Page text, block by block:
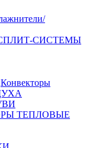
СИСТЕМЫ
ТЕПЛОВЫЕ